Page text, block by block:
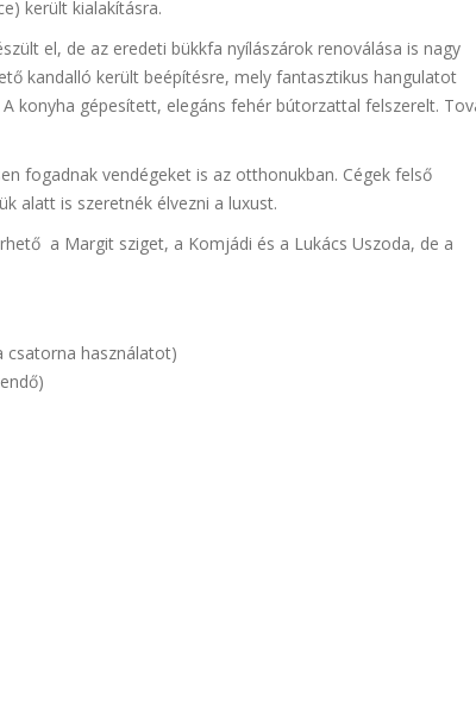
került kialakításra.
el, de az eredeti bükkfa nyílászárok renoválása is nagy
kandalló került beépítésre, mely fantasztikus hangulatot
konyha gépesített, elegáns fehér bútorzattal felszerelt.
fogadnak vendégeket is az otthonukban. Cégek felső
alatt is szeretnék élvezni a luxust.
a Margit sziget, a Komjádi és a Lukács Uszoda, de a
csatorna használatot)